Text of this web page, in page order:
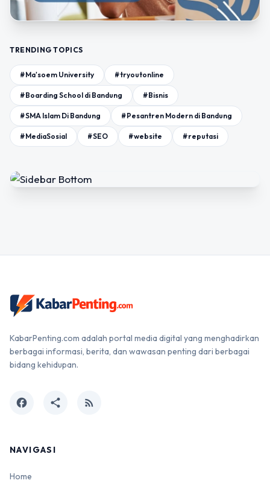
TRENDING TOPICS
#Ma'soem University #tryoutonline
#Boarding School di Bandung #Bisnis
#SMA Islam Di Bandung #Pesantren Modern di Bandung
#MediaSosial #SEO #website #reputasi
KabarPenting.com adalah portal media digital yang menghadirkan
berbagai informasi, berita, dan wawasan penting dari berbagai
bidang kehidupan.
facebook share rss_feed
NAVIGASI
Home